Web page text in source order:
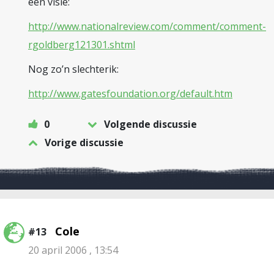
http://www.nationalreview.com/comment/comment-
rgoldberg121301.shtml
Nog zo’n slechterik:
http://www.gatesfoundation.org/default.htm
0
Volgende discussie
Vorige discussie
#13 Cole
20 april 2006 , 13:54